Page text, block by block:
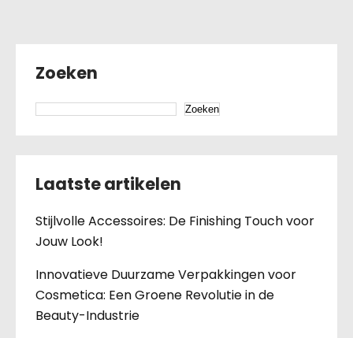
Zoeken
Zoeken
Laatste artikelen
Stijlvolle Accessoires: De Finishing Touch voor
Jouw Look!
Innovatieve Duurzame Verpakkingen voor
Cosmetica: Een Groene Revolutie in de
Beauty-Industrie